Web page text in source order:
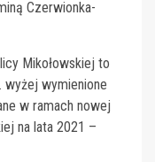
Czerwionka-
Mikołowskiej to
wyżej wymienione
w ramach nowej
na lata 2021 –